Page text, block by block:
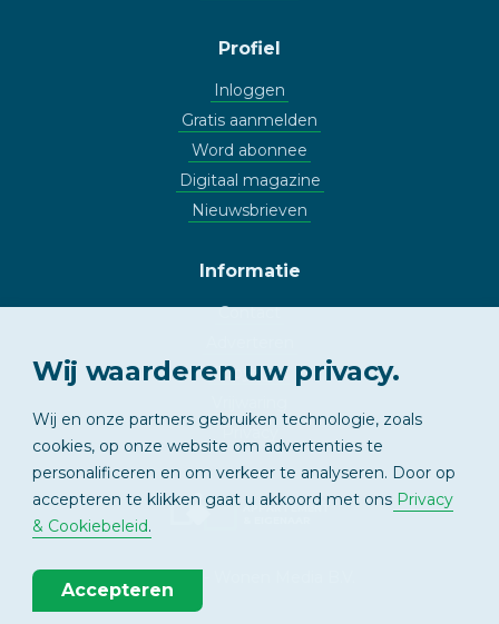
Profiel
Inloggen
Gratis aanmelden
Word abonnee
Digitaal magazine
Nieuwsbrieven
Informatie
Contact
Copyright
APPARTEMENT
Wij waarderen uw privacy.
Wij en onze partners gebruiken technologie, zoals
cookies, op onze website om advertenties te
personalificeren en om verkeer te analyseren. Door op
accepteren te klikken gaat u akkoord met ons Privacy
& Cookiebeleid.
Accepteren